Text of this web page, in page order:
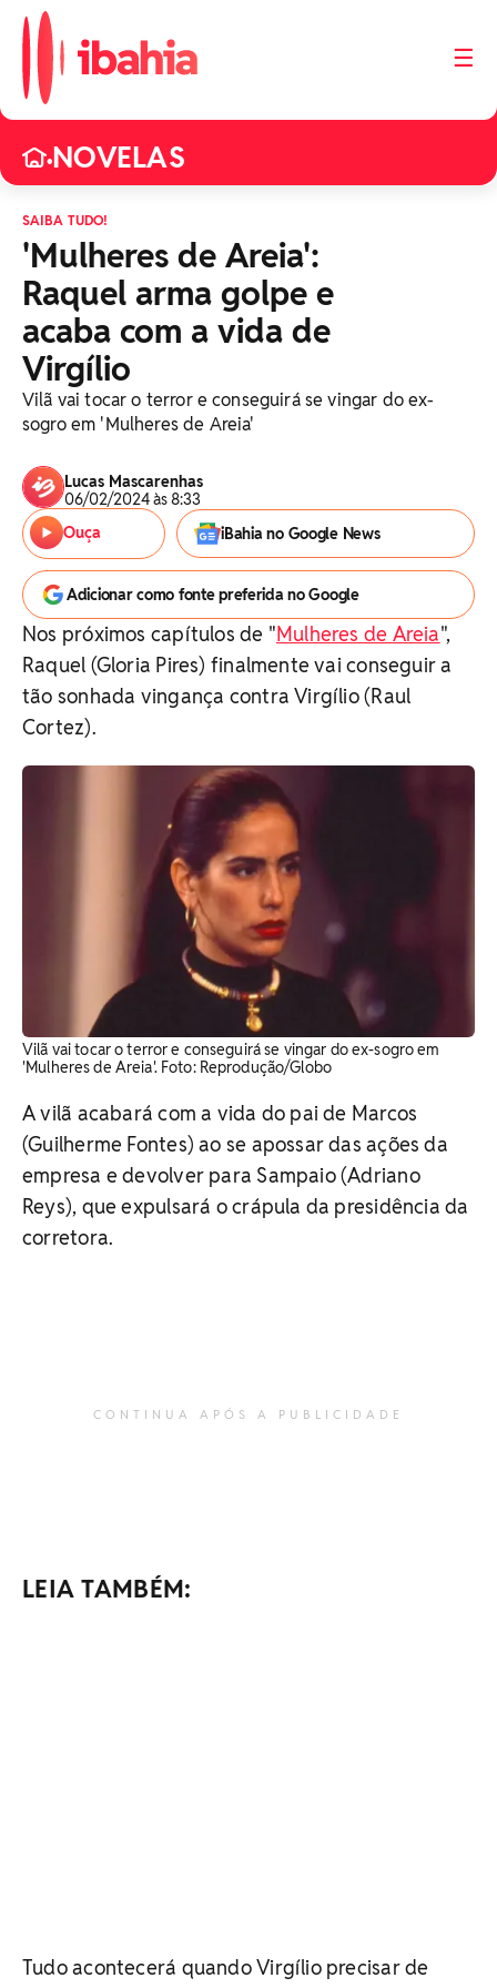
☰
•NOVELAS
SAIBA TUDO!
'Mulheres de Areia':
Raquel arma golpe e
acaba com a vida de
Virgílio
Vilã vai tocar o terror e conseguirá se vingar do ex-
sogro em 'Mulheres de Areia'
Lucas Mascarenhas
06/02/2024 às 8:33
Ouça
iBahia no Google News
Adicionar como fonte preferida no Google
Nos próximos capítulos de "Mulheres de Areia",
Raquel (Gloria Pires) finalmente vai conseguir a
tão sonhada vingança contra Virgílio (Raul
Cortez).
Vilã vai tocar o terror e conseguirá se vingar do ex-sogro em
'Mulheres de Areia'. Foto: Reprodução/Globo
A vilã acabará com a vida do pai de Marcos
(Guilherme Fontes) ao se apossar das ações da
empresa e devolver para Sampaio (Adriano
Reys), que expulsará o crápula da presidência da
corretora.
CONTINUA APÓS A PUBLICIDADE
LEIA TAMBÉM:
Tudo acontecerá quando Virgílio precisar de